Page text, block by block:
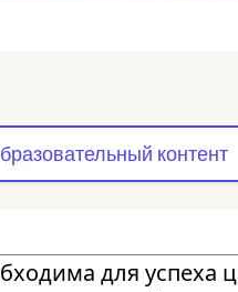
контент